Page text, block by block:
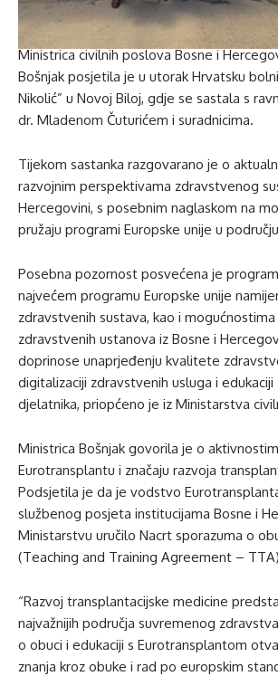
Ministrica civilnih poslova Bosne i
Bošnjak posjetila je u utorak Hrvatsku
Nikolić” u Novoj Biloj, gdje se sastala s
dr. Mladenom Čuturićem i suradnicima.
Tijekom sastanka razgovarano je o
razvojnim perspektivama zdravstvenog
Hercegovini, s posebnim naglaskom na
pružaju programi Europske unije u
Posebna pozornost posvećena je
najvećem programu Europske unije
zdravstvenih sustava, kao i mogućnostima
zdravstvenih ustanova iz Bosne i
doprinose unaprjeđenju kvalitete
digitalizaciji zdravstvenih usluga i
djelatnika, priopćeno je iz Ministarstva
Ministrica Bošnjak govorila je o
Eurotransplantu i značaju razvoja
Podsjetila je da je vodstvo
službenog posjeta institucijama Bosne i
Ministarstvu uručilo Nacrt sporazuma o
(Teaching and Training Agreement –
“Razvoj transplantacijske medicine
najvažnijih područja suvremenog
o obuci i edukaciji s Eurotransplantom
znanja kroz obuke i rad po europskim